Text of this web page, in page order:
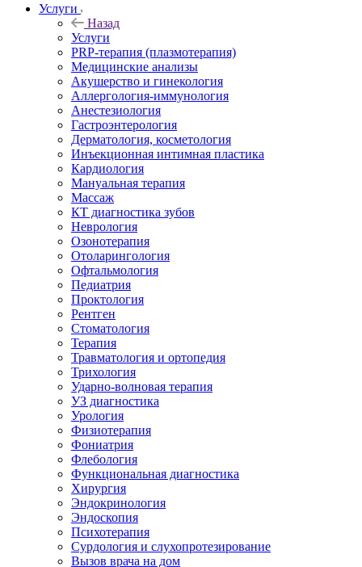
Услуги
Назад
Услуги
PRP-терапия (плазмотерапия)
Медицинские анализы
Акушерство и гинекология
Аллергология-иммунология
Анестезиология
Гастроэнтерология
Дерматология, косметология
Инъекционная интимная пластика
Кардиология
Мануальная терапия
Массаж
КТ диагностика зубов
Неврология
Озонотерапия
Отоларингология
Офтальмология
Педиатрия
Проктология
Рентген
Стоматология
Терапия
Травматология и ортопедия
Трихология
Ударно-волновая терапия
УЗ диагностика
Урология
Физиотерапия
Фониатрия
Флебология
Функциональная диагностика
Хирургия
Эндокринология
Эндоскопия
Психотерапия
Сурдология и слухопротезирование
Вызов врача на дом